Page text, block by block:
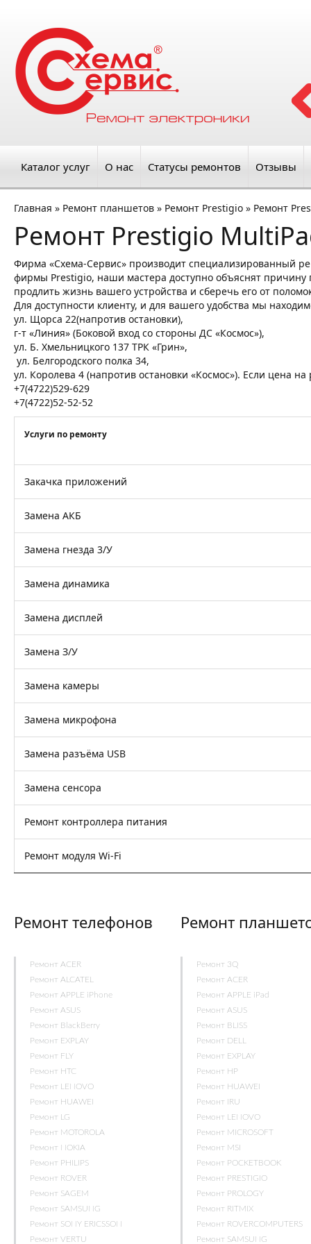
Каталог услуг О нас Статусы ремонтов Отзывы
Главная » Ремонт планшетов » Ремонт Prestigio » Ремонт
Ремонт Prestigio
Фирма «Схема-Сервис» производит специализированный
фирмы Prestigio, наши мастера доступно объяснят причину
продлить жизнь вашего устройства и сберечь его от
Для доступности клиенту, и для вашего удобства мы
ул. Щорса 22(напротив остановки),
г-т «Линия» (Боковой вход со стороны ДС «Космос»),
ул. Б. Хмельницкого 137 ТРК «Грин»,
ул. Белгородского полка 34,
ул. Королева 4 (напротив остановки «Космос»). Если цена
+7(4722)529-629
+7(4722)52-52-52
Услуги по ремонту
Закачка приложений
Замена АКБ
Замена гнезда 3/У
Замена динамика
Замена дисплей
Замена З/У
Замена камеры
Замена микрофона
Замена разъёма USB
Замена сенсора
Ремонт контроллера питания
Ремонт модуля Wi-Fi
Ремонт телефонов
Ремонт ACER
Ремонт ALCATEL
Ремонт APPLE iPhone
Ремонт ASUS
Ремонт BlackBerry
Ремонт EXPLAY
Ремонт FLY
Ремонт HTC
Ремонт LENOVO
Ремонт HUAWEI
Ремонт LG
Ремонт MOTOROLA
Ремонт NOKIA
Ремонт PHILIPS
Ремонт ROVER
Ремонт SAGEM
Ремонт SAMSUNG
Ремонт SONY ERICSSON
Ремонт VERTU
Ремонт
Ремонт 3Q
Ремонт ACER
Ремонт APPLE iPad
Ремонт ASUS
Ремонт BLISS
Ремонт DELL
Ремонт EXPLAY
Ремонт HP
Ремонт HUAWEI
Ремонт IRU
Ремонт LENOVO
Ремонт MICROSOFT
Ремонт MSI
Ремонт POCKETBOOK
Ремонт PRESTIGIO
Ремонт PROLOGY
Ремонт RITMIX
Ремонт ROVERCOMPUTERS
Ремонт SAMSUNG